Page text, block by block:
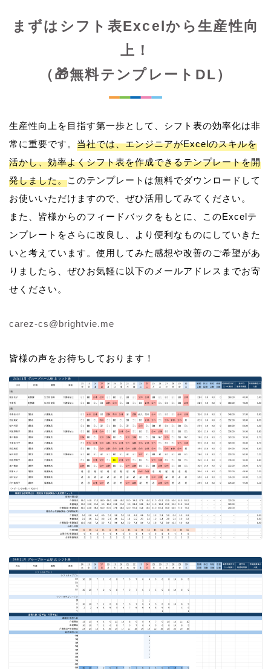
まずはシフト表Excelから生産性向
上！
（🎁無料テンプレートDL）
生産性向上を目指す第一歩として、シフト表の効率化は非
常に重要です。 当社では、エンジニアがExcelのスキルを
活かし、効率よくシフト表を作成できるテンプレートを開
発しました。このテンプレートは無料でダウンロードして
お使いいただけますので、ぜひ活用してみてください。
また、皆様からのフィードバックをもとに、このExcelテ
ンプレートをさらに改良し、より便利なものにしていきた
いと考えています。使用してみた感想や改善のご希望があ
りましたら、ぜひお気軽に以下のメールアドレスまでお寄
せください。
carez-cs@brightvie.me
皆様の声をお待ちしております！